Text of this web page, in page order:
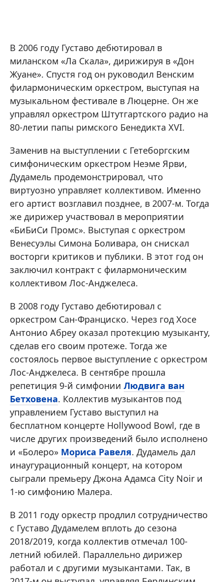
В 2006 году Густаво дебютировал в
миланском «Ла Скала», дирижируя в «Дон
Жуане». Спустя год он руководил Венским
филармоническим оркестром, выступая на
музыкальном фестивале в Люцерне. Он же
управлял оркестром Штутгартского радио на
80-летии папы римского Бенедикта XVI.
Заменив на выступлении с Гетеборгским
симфоническим оркестром Неэме Ярви,
Дудамель продемонстрировал, что
виртуозно управляет коллективом. Именно
его артист возглавил позднее, в 2007-м. Тогда
же дирижер участвовал в мероприятии
«БиБиСи Промс». Выступая с оркестром
Венесуэлы Симона Боливара, он снискал
восторги критиков и публики. В этот год он
заключил контракт с филармоническим
коллективом Лос-Анджелеса.
В 2008 году Густаво дебютировал с
оркестром Сан-Франциско. Через год Хосе
Антонио Абреу оказал протекцию музыканту,
сделав его своим протеже. Тогда же
состоялось первое выступление с оркестром
Лос-Анджелеса. В сентябре прошла
репетиция 9-й симфонии Людвига ван
Бетховена. Коллектив музыкантов под
управлением Густаво выступил на
бесплатном концерте Hollywood Bowl, где в
числе других произведений было исполнено
и «Болеро» Мориса Равеля. Дудамель дал
инаугурационный концерт, на котором
сыграли премьеру Джона Адамса City Noir и
1-ю симфонию Малера.
В 2011 году оркестр продлил сотрудничество
с Густаво Дудамелем вплоть до сезона
2018/2019, когда коллектив отмечал 100-
летний юбилей. Параллельно дирижер
работал и с другими музыкантами. Так, в